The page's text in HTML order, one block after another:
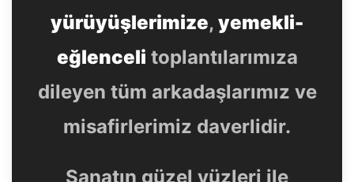
yürüyüşlerimize, yemekli-
eğlenceli toplantılarımıza
dileyen tüm arkadaşlarımız ve
misafirlerimiz daverlidir.
Sanatın güzel yüzleri ile